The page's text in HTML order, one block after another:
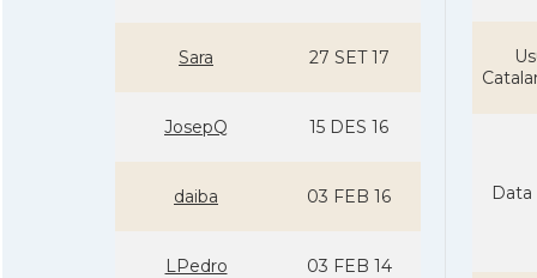
Sara 27 SET 17
JosepQ 15 DES 16
daiba 03 FEB 16
LPedro 03 FEB 14
Data